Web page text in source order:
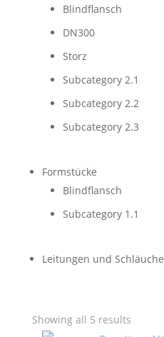
Blindflansch
DN300
Storz
Subcategory 2.1
Subcategory 2.2
Subcategory 2.3
Formstücke
Blindflansch
Subcategory 1.1
Leitungen und Schläuche
Showing all 5 results